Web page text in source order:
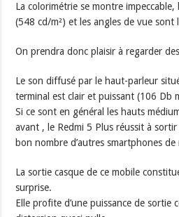
La colorimétrie se montre
(548 cd/m²) et les angles de vue sont
On prendra donc plaisir à regarder
Le son diffusé par le haut-parleur
terminal est clair et puissant (106 Db
Si ce sont en général les hauts
avant , le Redmi 5 Plus réussit à
bon nombre d’autres smartphones de
La sortie casque de ce mobile
surprise.
Elle profite d’une puissance de sortie